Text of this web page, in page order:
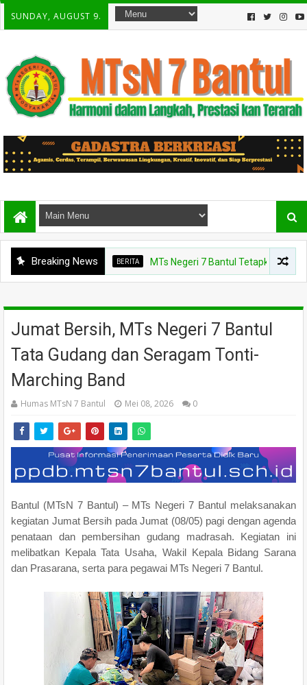
SUNDAY, AUGUST 9.
Breaking News
BERITA MTs Negeri 7 Bantul Tetapkan Tiga Agen
Jumat Bersih, MTs Negeri 7 Bantul
Tata Gudang dan Seragam Tonti-
Marching Band
Humas MTsN 7 Bantul Mei 08, 2026 0
Bantul (MTsN 7 Bantul) – MTs Negeri 7 Bantul melaksanakan
kegiatan Jumat Bersih pada Jumat (08/05) pagi dengan agenda
penataan dan pembersihan gudang madrasah. Kegiatan ini
melibatkan Kepala Tata Usaha, Wakil Kepala Bidang Sarana
dan Prasarana, serta para pegawai MTs Negeri 7 Bantul.